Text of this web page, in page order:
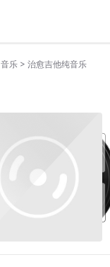
音乐 > 治愈吉他纯音乐